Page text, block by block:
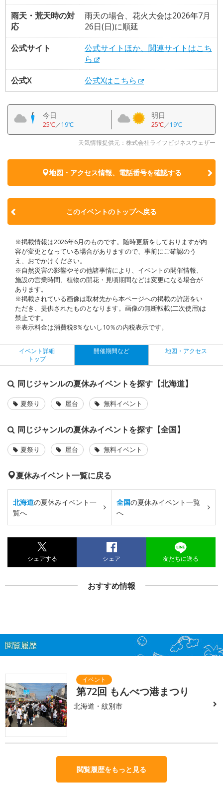
雨天・荒天時の対
応
雨天の場合、花火大会は2026年7月
26日(日)に順延
公式サイト
公式サイトほか、関連サイトはこち
ら
公式X
公式Xはこちら
今日
25℃／19℃
明日
25℃／19℃
天気情報提供元：株式会社ライフビジネスウェザー
地図・アクセス情報、電話番号を確認する
このイベントのトップへ戻る
※掲載情報は2026年6月のものです。随時更新をしておりますが内
容が変更となっている場合がありますので、事前にご確認のう
え、おでかけください。
※自然災害の影響やその他諸事情により、イベントの開催情報、
施設の営業時間、植物の開花・見頃期間などは変更になる場合が
あります。
※掲載されている画像は取材先から本ページへの掲載の許諾をい
ただき、提供されたものとなります。画像の無断転載(二次使用)は
禁止です。
※表示料金は消費税8％ないし10％の内税表示です。
イベント詳細
トップ
開催期間など 地図・アクセス
同じジャンルの夏休みイベントを探す【北海道】
夏祭り 屋台 無料イベント
同じジャンルの夏休みイベントを探す【全国】
夏祭り 屋台 無料イベント
夏休みイベント一覧に戻る
北海道の夏休みイベント一
覧へ
全国の夏休みイベント一覧
へ
シェアする シェア 友だちに送る
おすすめ情報
閲覧履歴
第72回 もんべつ港まつり
北海道・紋別市
閲覧履歴をもっと見る